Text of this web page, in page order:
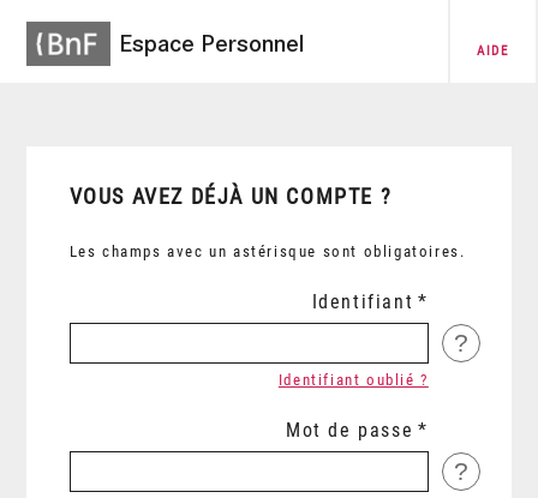
Espace Personnel AIDE
VOUS AVEZ DÉJÀ UN COMPTE ?
Les champs avec un astérisque sont obligatoires.
Identifiant
?
Identifiant oublié ?
Mot de passe
?